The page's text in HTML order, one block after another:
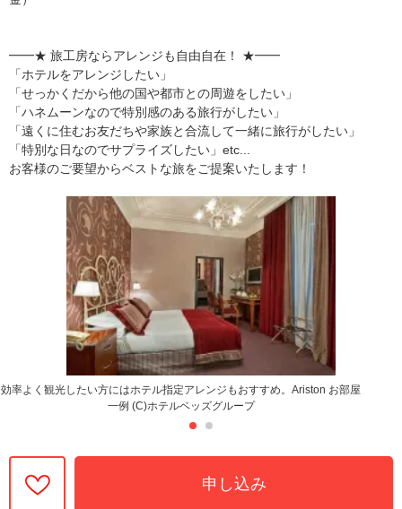
━━★ 旅工房ならアレンジも自由自在！ ★━━
「ホテルをアレンジしたい」
「せっかくだから他の国や都市との周遊をしたい」
「ハネムーンなので特別感のある旅行がしたい」
「遠くに住むお友だちや家族と合流して一緒に旅行がしたい」
「特別な日なのでサプライズしたい」etc...
お客様のご要望からベストな旅をご提案いたします！
効率よく観光したい方にはホテル指定アレンジもおすすめ。Ariston お部屋
一例 (C)ホテルベッズグループ
申し込み